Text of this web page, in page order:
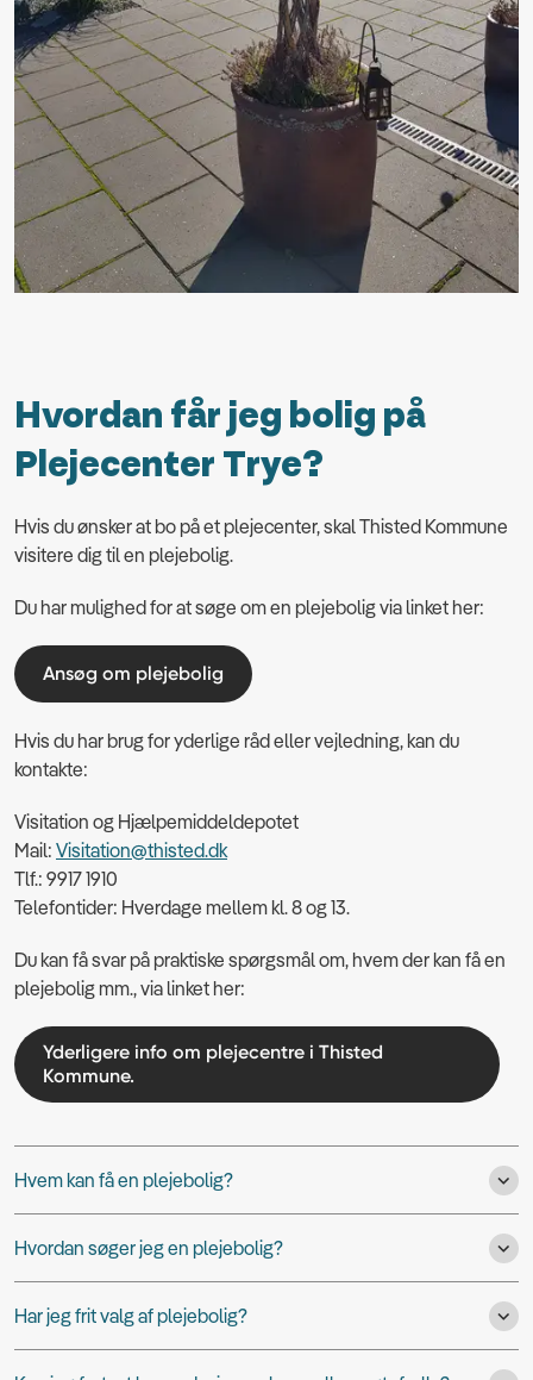
Hvordan får jeg bolig på
Plejecenter Trye?
Hvis du ønsker at bo på et plejecenter, skal Thisted Kommune
visitere dig til en plejebolig.
Du har mulighed for at søge om en plejebolig via linket her:
Ansøg om plejebolig
Hvis du har brug for yderlige råd eller vejledning, kan du
kontakte:
Visitation og Hjælpemiddeldepotet
Mail: Visitation@thisted.dk
Tlf.: 9917 1910
Telefontider: Hverdage mellem kl. 8 og 13.
Du kan få svar på praktiske spørgsmål om, hvem der kan få en
plejebolig mm., via linket her:
Yderligere info om plejecentre i Thisted
Kommune.
Hvem kan få en plejebolig?
Hvordan søger jeg en plejebolig?
Har jeg frit valg af plejebolig?